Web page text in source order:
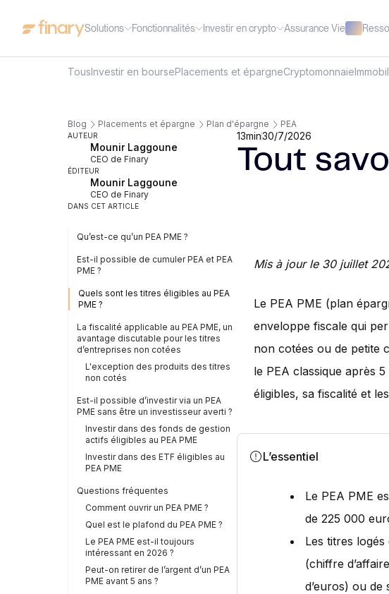
Solutions Fonctionnalités Investir en crypto Assurance Vie
Blog Placements et épargne Plan d'épargne PEA
AUTEUR
Mounir Laggoune
CEO de Finary
ÉDITEUR
Mounir Laggoune
CEO de Finary
DANS CET ARTICLE
Qu’est-ce qu’un PEA PME ?
Est-il possible de cumuler PEA et PEA
PME ?
Quels sont les titres éligibles au PEA
PME ?
La fiscalité applicable au PEA PME, un
avantage discutable pour les titres
d’entreprises non cotées
L'exception des produits des titres
non cotés
Est-il possible d’investir via un PEA
PME sans être un investisseur averti ?
Investir dans des fonds de gestion
actifs éligibles au PEA PME
Investir dans des ETF éligibles au
PEA PME
Questions fréquentes
Comment ouvrir un PEA PME ?
Quel est le plafond du PEA PME ?
Le PEA PME est-il toujours
intéressant en 2026 ?
Peut-on retirer de l’argent d’un PEA
PME avant 5 ans ?
13min30/7/2026
Tout
Mis à jour le 30 juillet
Le PEA PME (plan
enveloppe fiscale qui
non cotées ou de petite
le PEA classique après
éligibles, sa fiscalité et
L’essentiel
Le PEA PME
de 225 000
Les titres
(chiffre
d’euros) ou de
TousInvestir en boursePlacements et épargneCryptomonnaie